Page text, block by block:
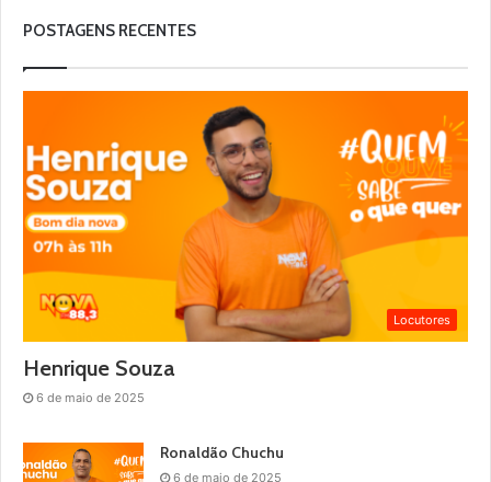
POSTAGENS RECENTES
Locutores
Henrique Souza
6 de maio de 2025
Ronaldão Chuchu
6 de maio de 2025